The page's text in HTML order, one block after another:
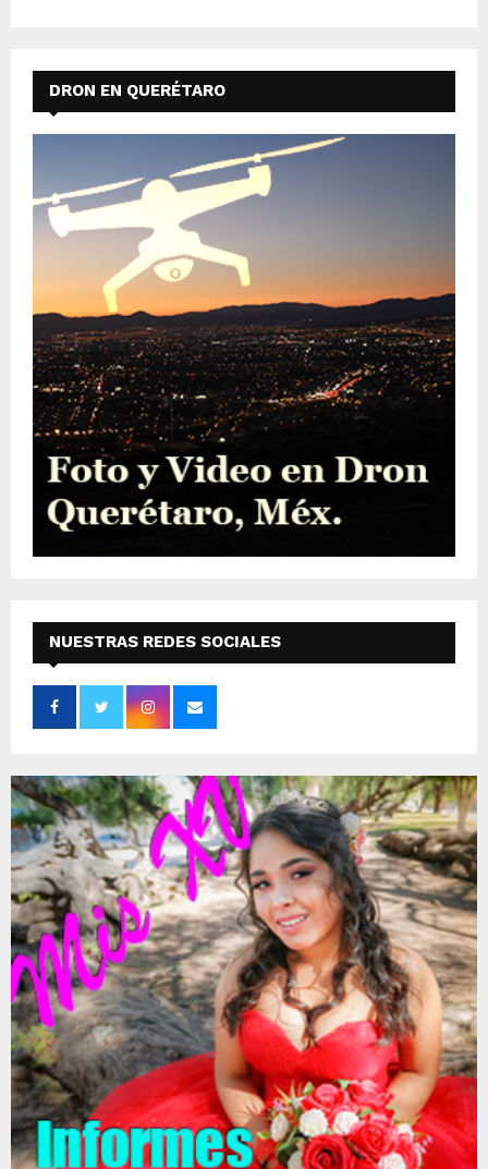
DRON EN QUERÉTARO
NUESTRAS REDES SOCIALES